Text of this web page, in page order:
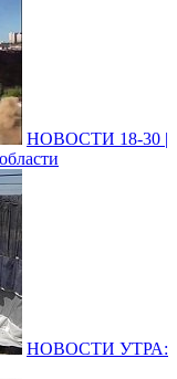
НОВОСТИ 18-30 |
НОВОСТИ УТРА: